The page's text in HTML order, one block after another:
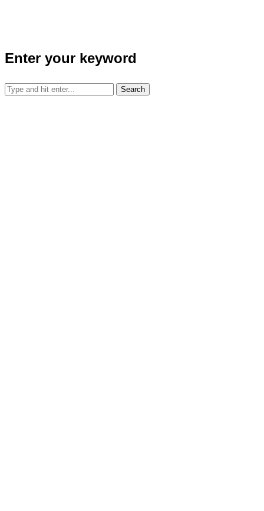
Enter your keyword
Search